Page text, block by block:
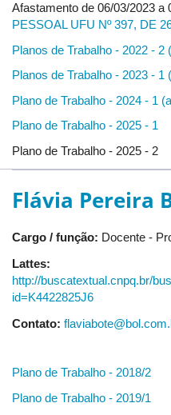
Afastamento de 06/03/2023 a
PESSOAL UFU Nº 397, DE
Planos de Trabalho - 2022 - 2
Planos de Trabalho - 2023 - 1
Plano de Trabalho - 2024 - 1
Plano de Trabalho - 2025 - 1
Plano de Trabalho - 2025 - 2
Flávia Pereira
Cargo / função: Docente -
Lattes:
http://buscatextual.cnpq.br/
id=K4422825J6
Contato:
Plano de Trabalho - 2018/2
Plano de Trabalho - 2019/1